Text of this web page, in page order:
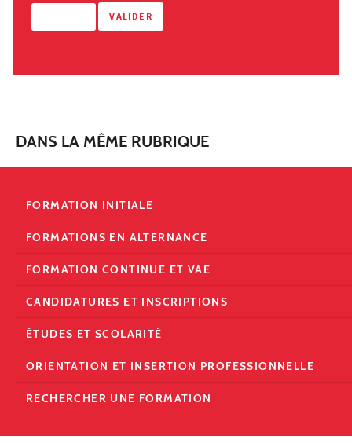
DANS LA MÊME RUBRIQUE
FORMATION INITIALE
FORMATIONS EN ALTERNANCE
FORMATION CONTINUE ET VAE
CANDIDATURES ET INSCRIPTIONS
ÉTUDES ET SCOLARITÉ
ORIENTATION ET INSERTION PROFESSIONNELLE
RECHERCHER UNE FORMATION